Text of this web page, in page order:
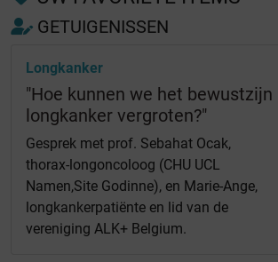
GETUIGENISSEN
Longkanker
"Hoe kunnen we het bewustzijn
longkanker vergroten?"
Gesprek met prof. Sebahat Ocak,
thorax-longoncoloog (CHU UCL
Namen,Site Godinne), en Marie-Ange,
longkankerpatiënte en lid van de
vereniging ALK+ Belgium.